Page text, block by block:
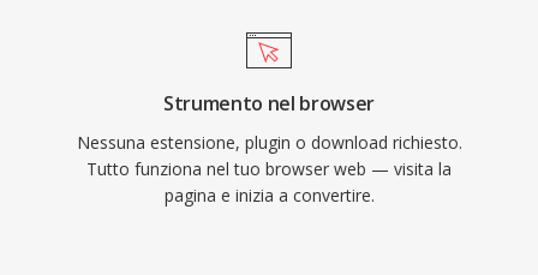
Strumento nel browser
Nessuna estensione, plugin o download richiesto.
Tutto funziona nel tuo browser web — visita la
pagina e inizia a convertire.